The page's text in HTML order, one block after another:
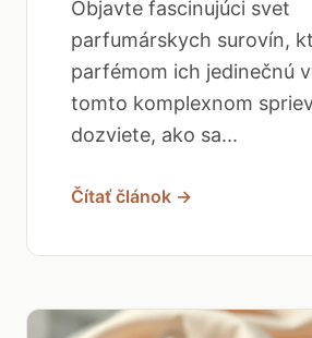
Objavte fascinujúci svet
parfumárskych surovín,
parfémom ich jedinečnú
tomto komplexnom
dozviete, ako sa...
Čítať článok →